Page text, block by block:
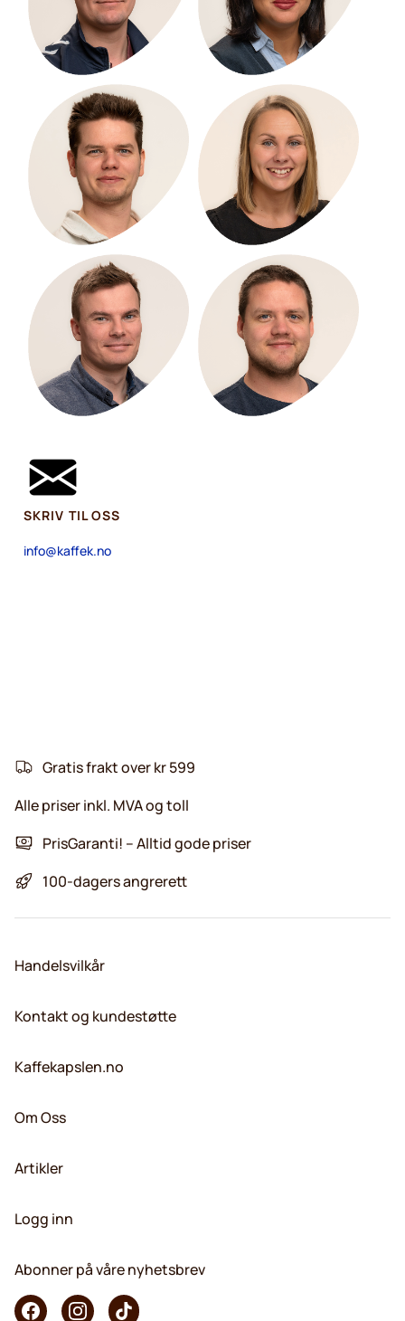
SKRIV TIL OSS
info@kaffek.no
Gratis frakt over kr 599
Alle priser inkl. MVA og toll
PrisGaranti! – Alltid gode priser
100-dagers angrerett
Handelsvilkår
Kontakt og kundestøtte
Kaffekapslen.no
Om Oss
Artikler
Logg inn
Abonner på våre nyhetsbrev